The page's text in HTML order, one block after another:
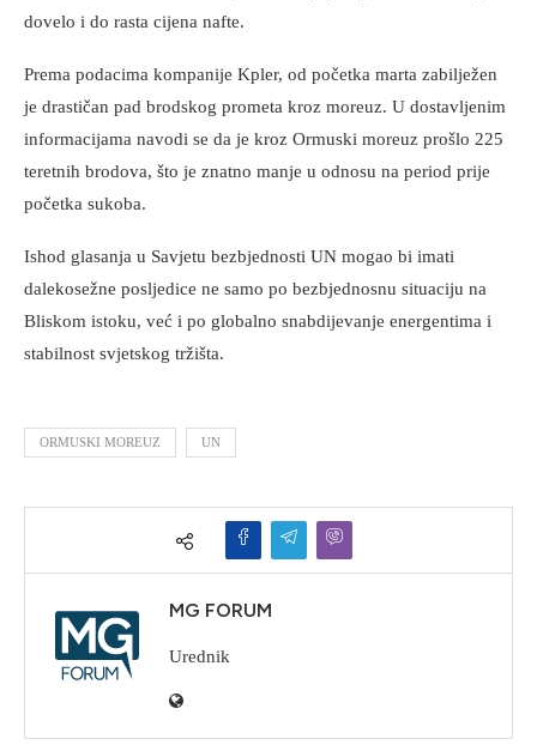
dovelo i do rasta cijena nafte.
Prema podacima kompanije Kpler, od početka marta zabilježen
je drastičan pad brodskog prometa kroz moreuz. U dostavljenim
informacijama navodi se da je kroz Ormuski moreuz prošlo 225
teretnih brodova, što je znatno manje u odnosu na period prije
početka sukoba.
Ishod glasanja u Savjetu bezbjednosti UN mogao bi imati
dalekosežne posljedice ne samo po bezbjednosnu situaciju na
Bliskom istoku, već i po globalno snabdijevanje energentima i
stabilnost svjetskog tržišta.
ORMUSKI MOREUZ UN
MG FORUM
Urednik